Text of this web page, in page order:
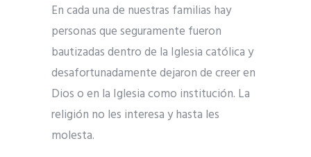
En cada una de nuestras familias hay
personas que seguramente fueron
bautizadas dentro de la Iglesia católica y
desafortunadamente dejaron de creer en
Dios o en la Iglesia como institución. La
religión no les interesa y hasta les
molesta.